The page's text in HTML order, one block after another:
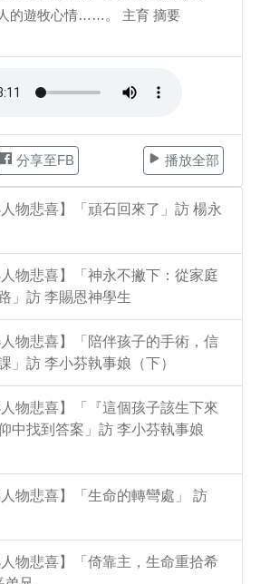
的遊牧心情……。 主育 摘要
分享至FB 播放全部
物悲喜】「頑石回來了」訪 楊永
物悲喜】「神永不撇下：從家庭
」訪 李賜恩神學生
物悲喜】「陪伴孩子的手術，信
」訪 李小芬執事娘（下）
物悲喜】「『這個孩子該生下來
中找到答案」訪 李小芬執事娘
物悲喜】「生命的轉彎處」 訪
物悲喜】「倚靠主，生命重拾希